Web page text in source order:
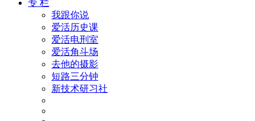
专 栏
我跟你说
爱活历史课
爱活电刑室
爱活角斗场
去他的摄影
短路三分钟
新技术研习社